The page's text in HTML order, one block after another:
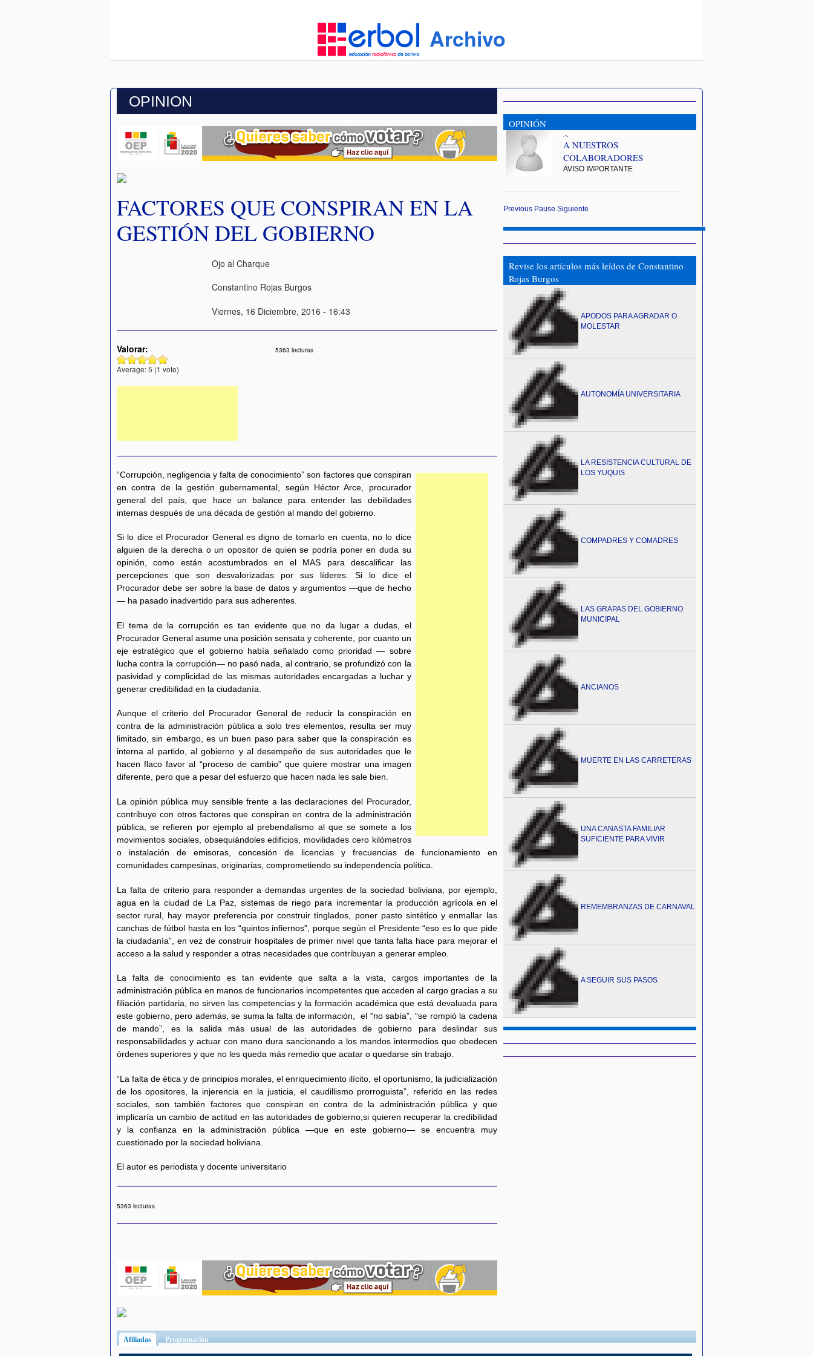
Archivo
OPINION
FACTORES QUE CONSPIRAN EN LA
GESTIÓN DEL GOBIERNO
Ojo al Charque
Constantino Rojas Burgos
Viernes, 16 Diciembre, 2016 - 16:43
Valorar:
Average:5 (1 vote)
5363 lecturas
“Corrupción, negligencia y falta de conocimiento” son factores que conspiran
en contra de la gestión gubernamental, según Héctor Arce, procurador
general del país, que hace un balance para entender las debilidades
internas después de una década de gestión al mando del gobierno.
Si lo dice el Procurador General es digno de tomarlo en cuenta, no lo dice
alguien de la derecha o un opositor de quien se podría poner en duda su
opinión, como están acostumbrados en el MAS para descalificar las
percepciones que son desvalorizadas por sus líderes. Si lo dice el
Procurador debe ser sobre la base de datos y argumentos —que de hecho
— ha pasado inadvertido para sus adherentes.
El tema de la corrupción es tan evidente que no da lugar a dudas, el
Procurador General asume una posición sensata y coherente, por cuanto un
eje estratégico que el gobierno había señalado como prioridad — sobre
lucha contra la corrupción— no pasó nada, al contrario, se profundizó con la
pasividad y complicidad de las mismas autoridades encargadas a luchar y
generar credibilidad en la ciudadanía.
Aunque el criterio del Procurador General de reducir la conspiración en
contra de la administración pública a solo tres elementos, resulta ser muy
limitado, sin embargo, es un buen paso para saber que la conspiración es
interna al partido, al gobierno y al desempeño de sus autoridades que le
hacen flaco favor al “proceso de cambio” que quiere mostrar una imagen
diferente, pero que a pesar del esfuerzo que hacen nada les sale bien.
La opinión pública muy sensible frente a las declaraciones del Procurador,
contribuye con otros factores que conspiran en contra de la administración
pública, se refieren por ejemplo al prebendalismo al que se somete a los
movimientos sociales, obsequiándoles edificios, movilidades cero kilómetros
o instalación de emisoras, concesión de licencias y frecuencias de funcionamiento en
comunidades campesinas, originarias, comprometiendo su independencia política.
La falta de criterio para responder a demandas urgentes de la sociedad boliviana, por ejemplo,
agua en la ciudad de La Paz, sistemas de riego para incrementar la producción agrícola en el
sector rural, hay mayor preferencia por construir tinglados, poner pasto sintético y enmallar las
canchas de fútbol hasta en los “quintos infiernos”, porque según el Presidente “eso es lo que pide
la ciudadanía”, en vez de construir hospitales de primer nivel que tanta falta hace para mejorar el
acceso a la salud y responder a otras necesidades que contribuyan a generar empleo.
La falta de conocimiento es tan evidente que salta a la vista, cargos importantes de la
administración pública en manos de funcionarios incompetentes que acceden al cargo gracias a su
filiación partidaria, no sirven las competencias y la formación académica que está devaluada para
este gobierno, pero además, se suma la falta de información, el “no sabía”, “se rompió la cadena
de mando”, es la salida más usual de las autoridades de gobierno para deslindar sus
responsabilidades y actuar con mano dura sancionando a los mandos intermedios que obedecen
órdenes superiores y que no les queda más remedio que acatar o quedarse sin trabajo.
“La falta de ética y de principios morales, el enriquecimiento ilícito, el oportunismo, la judicialización
de los opositores, la injerencia en la justicia, el caudillismo prorroguista”, referido en las redes
sociales, son también factores que conspiran en contra de la administración pública y que
implicaría un cambio de actitud en las autoridades de gobierno,si quieren recuperar la credibilidad
y la confianza en la administración pública —que en este gobierno— se encuentra muy
cuestionado por la sociedad boliviana.
El autor es periodista y docente universitario
5363 lecturas
OPINIÓN
.-.
A NUESTROS
COLABORADORES
AVISO IMPORTANTE
Previous Pause Siguiente
Revise los artículos más leídos de Constantino
Rojas Burgos
APODOS PARA AGRADAR O
MOLESTAR
AUTONOMÍA UNIVERSITARIA
LA RESISTENCIA CULTURAL DE
LOS YUQUIS
COMPADRES Y COMADRES
LAS GRAPAS DEL GOBIERNO
MUNICIPAL
ANCIANOS
MUERTE EN LAS CARRETERAS
UNA CANASTA FAMILIAR
SUFICIENTE PARA VIVIR
REMEMBRANZAS DE CARNAVAL
A SEGUIR SUS PASOS
Afiliadas (solapa activa)
Programación